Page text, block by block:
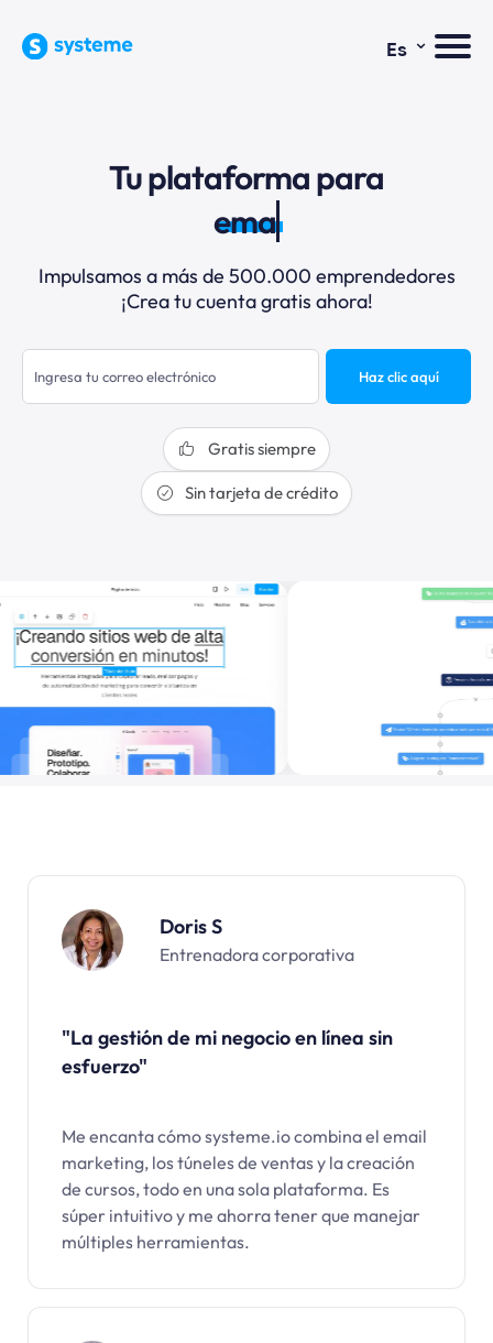
Es ⌄
Tu plataforma para
email
Impulsamos a más de 500.000 emprendedores
¡Crea tu cuenta gratis ahora!
Haz clic aquí
Gratis siempre
Sin tarjeta de crédito
Doris S
Entrenadora corporativa
"La gestión de mi negocio en línea sin
esfuerzo"
Me encanta cómo systeme.io combina el email
marketing, los túneles de ventas y la creación
de cursos, todo en una sola plataforma. Es
súper intuitivo y me ahorra tener que manejar
múltiples herramientas.